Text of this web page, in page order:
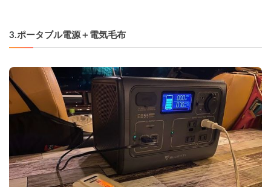
3.ポータブル電源＋電気毛布